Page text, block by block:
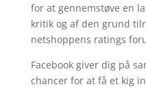
for at gennemstøve en
kritik og af den grund
netshoppens ratings
Facebook giver dig på
chancer for at få et kig